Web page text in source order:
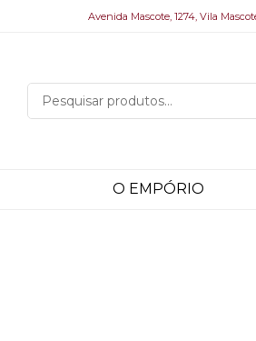
Avenida Mascote, 1274, Vila
O EMPÓRIO